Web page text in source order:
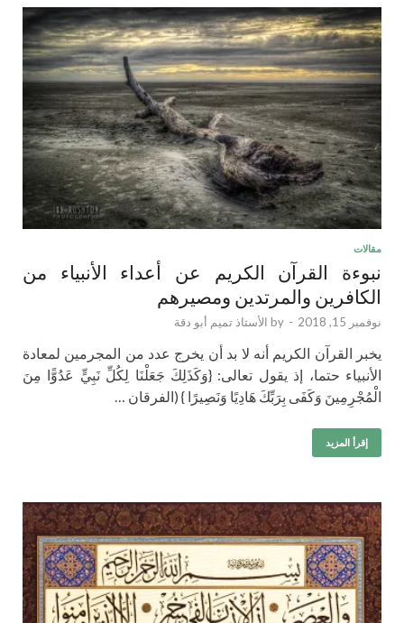
مقالات
نبوءة القرآن الكريم عن أعداء الأنبياء من
الكافرين والمرتدين ومصيرهم
نوفمبر 15, 2018 -
by الأستاذ تميم أبو دقة
يخبر القرآن الكريم أنه لا بد أن يخرج عدد من المجرمين لمعادة
الأنبياء حتما، إذ ‏يقول تعالى:‏ ‏{وَكَذَلِكَ جَعَلْنَا لِكُلِّ نَبِيٍّ عَدُوًّا مِنَ
الْمُجْرِمِينَ وَكَفَى بِرَبِّكَ هَادِيًا وَنَصِيرًا } ‏‏(الفرقان …
إقرأ المزيد